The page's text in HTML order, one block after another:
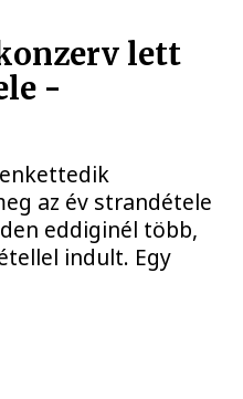
lett
-
az év strandétele
eddiginél több,
indult. Egy